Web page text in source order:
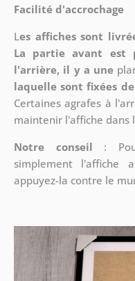
Facilité d'accrochage
Les affiches sont
La partie avant est
l'arrière, il y a une
laquelle sont fixées
Certaines agrafes à
maintenir l'affiche dans
Notre conseil :
simplement
appuyez-la contre le